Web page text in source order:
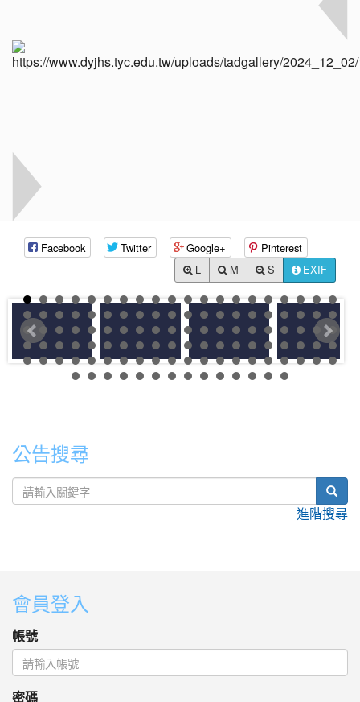
Facebook Twitter Google+ Pinterest
M S EXIF
公告搜尋
進階搜尋
會員登入
帳號
密碼